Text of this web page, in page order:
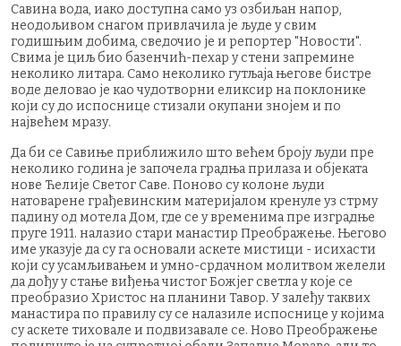
Савина вода, иако доступна само уз озбиљан напор,
неодољивом снагом привлачила је људе у свим
годишњим добима, сведочио је и репортер "Новости".
Свима је циљ био базенчић-пехар у стени запремине
неколико литара. Само неколико гутљаја његове бистре
воде деловао је као чудотворни еликсир на поклонике
који су до испоснице стизали окупани знојем и по
највећем мразу.
Да би се Савиње приближило што већем броју људи пре
неколико година је започела градња прилаза и објеката
нове Ћелије Светог Саве. Поново су колоне људи
натоварене грађевинским материјалом кренуле уз стрму
падину од мотела Дом, где се у временима пре изградње
пруге 1911. налазио стари манастир Преображење. Његово
име указује да су га основали аскете мистици - исихасти
који су усамљивањем и умно-срдачном молитвом желели
да дођу у стање виђења чистог Божјег светла у које се
преобразио Христос на планини Тавор. У залеђу таквих
манастира по правилу су се налазиле испоснице у којима
су аскете тиховале и подвизавале се. Ново Преображење